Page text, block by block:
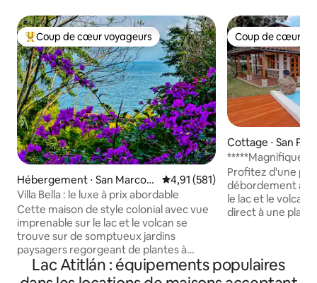
Coups de cœur voyageurs les plus appréciés
Coup de cœur voyageurs
Hébergement ⋅ San Marcos
La Laguna
Évaluation moyenne sur la
4,91 (581)
Villa Bella : le luxe à prix abordable
Cette maison de style colonial avec vue
imprenable sur le lac et le volcan se
trouve sur de somptueux jardins
paysagers regorgeant de plantes à
fleurs et d'arbres typiques de la région.
Parfait pour les professionnels de la ville
Coup de cœur
Coup de cœur
Cottage ⋅ San
una
*****Magnifique
une plage
Profitez d'une
débordement
le lac et le volcan,
direct à une
ville la plus
magasins, des
Lac Atitlán : équipements populaires